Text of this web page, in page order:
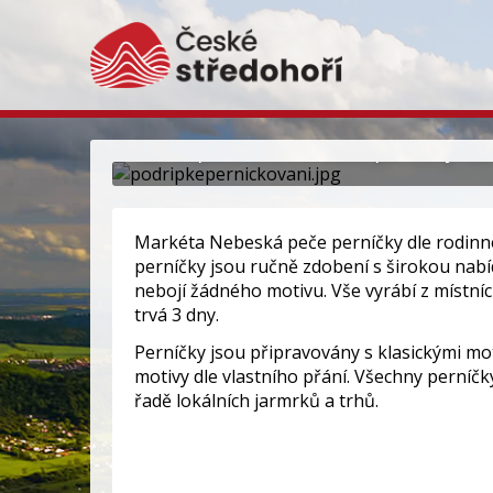
Podřipské perníčky
Markéta Nebeská peče perníčky dle
perníčky jsou ručně zdobení s širokou
nebojí žádného motivu. Vše vyrábí z
trvá 3 dny.
Perníčky jsou připravovány s klasickými
motivy dle vlastního přání. Všechny
řadě lokálních jarmrků a trhů.